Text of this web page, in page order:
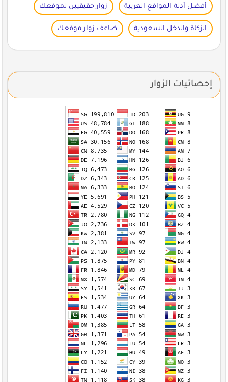
أفضل أدلة المواقع العربية زوار حقيقيين لموقعك
الزكاة والدخل السعودية ضاعف زوار موقعك
إحصائيات الزوار